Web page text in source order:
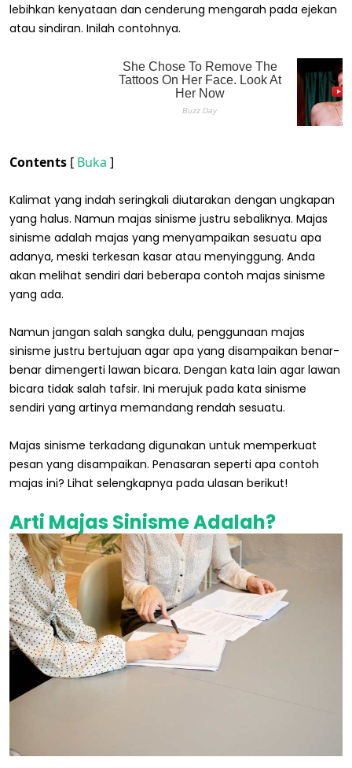
lebihkan kenyataan dan cenderung mengarah pada ejekan
atau sindiran. Inilah contohnya.
Contents [ Buka ]
Kalimat yang indah seringkali diutarakan dengan ungkapan
yang halus. Namun majas sinisme justru sebaliknya. Majas
sinisme adalah majas yang menyampaikan sesuatu apa
adanya, meski terkesan kasar atau menyinggung. Anda
akan melihat sendiri dari beberapa contoh majas sinisme
yang ada.
Namun jangan salah sangka dulu, penggunaan majas
sinisme justru bertujuan agar apa yang disampaikan benar-
benar dimengerti lawan bicara. Dengan kata lain agar lawan
bicara tidak salah tafsir. Ini merujuk pada kata sinisme
sendiri yang artinya memandang rendah sesuatu.
Majas sinisme terkadang digunakan untuk memperkuat
pesan yang disampaikan. Penasaran seperti apa contoh
majas ini? Lihat selengkapnya pada ulasan berikut!
Arti Majas Sinisme Adalah?